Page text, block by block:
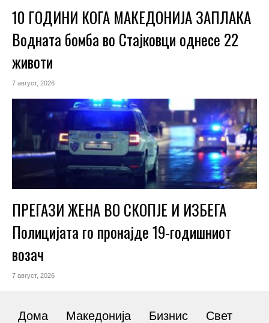
10 ГОДИНИ КОГА МАКЕДОНИЈА ЗАПЛАКА
Водната бомба во Стајковци однесе 22
животи
7 август, 2026
ПРЕГАЗИ ЖЕНА ВО СКОПЈЕ И ИЗБЕГА
Полицијата го пронајде 19-годишниот
возач
7 август, 2026
Дома Македонија Бизнис Свет